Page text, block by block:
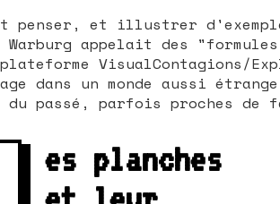
penser, et illustrer
Warburg appelait des
VisualContagions/
dans un monde aussi
du passé, parfois proches de
es planches